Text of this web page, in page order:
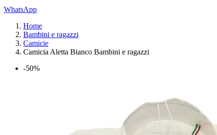
WhatsApp
Home
Bambini e ragazzi
Camicie
Camicia Aletta Bianco Bambini e ragazzi
-50%